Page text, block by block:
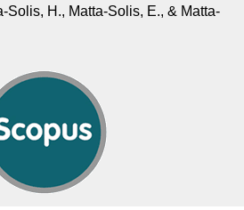
Solis, H., Matta-Solis, E., & Matta-